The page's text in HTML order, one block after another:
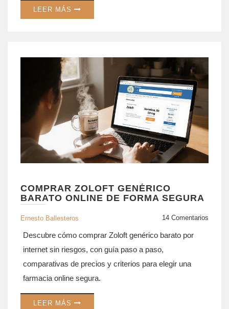
LEER MÁS
COMPRAR ZOLOFT GENÉRICO
BARATO ONLINE DE FORMA SEGURA
Ernesto Ballesteros 14 Comentarios
Descubre cómo comprar Zoloft genérico barato por
internet sin riesgos, con guía paso a paso,
comparativas de precios y criterios para elegir una
farmacia online segura.
LEER MÁS